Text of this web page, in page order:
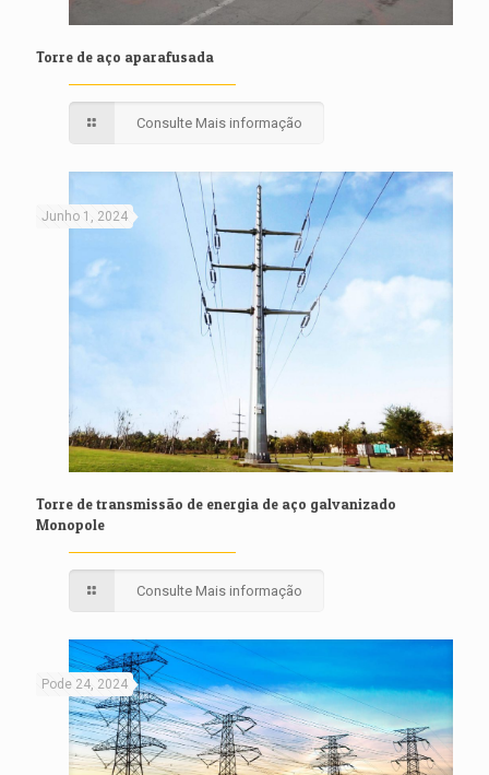
Torre de aço aparafusada
Consulte Mais informação
Junho 1, 2024
Torre de transmissão de energia de aço galvanizado
Monopole
Consulte Mais informação
Pode 24, 2024